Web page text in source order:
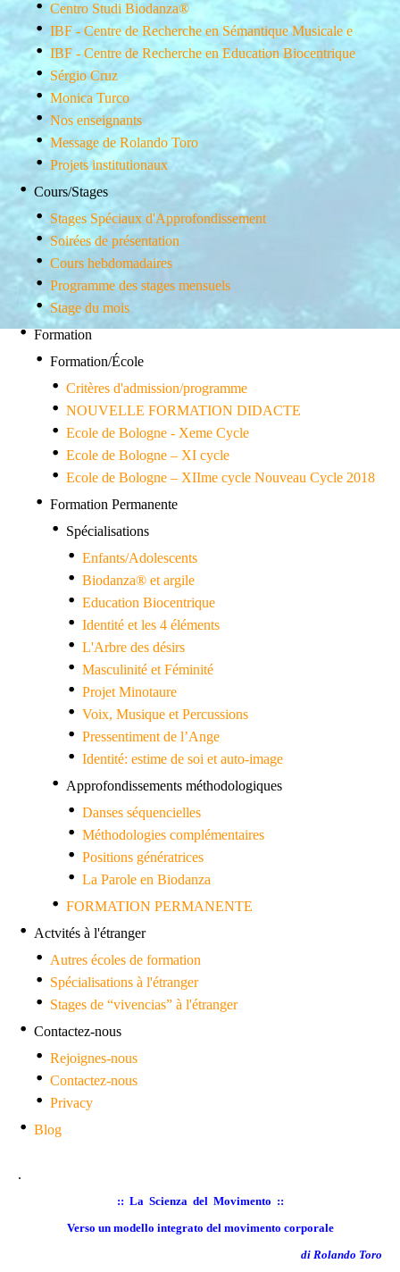
Centro Studi Biodanza®
IBF - Centre de Recherche en Sémantique Musicale e
IBF - Centre de Recherche en Education Biocentrique
Sérgio Cruz
Monica Turco
Nos enseignants
Message de Rolando Toro
Projets institutionaux
Cours/Stages
Stages Spéciaux d'Approfondissement
Soirées de présentation
Cours hebdomadaires
Programme des stages mensuels
Stage du mois
Formation
Formation/École
Critères d'admission/programme
NOUVELLE FORMATION DIDACTE
Ecole de Bologne - Xeme Cycle
Ecole de Bologne – XI cycle
Ecole de Bologne – XIIme cycle Nouveau Cycle 2018
Formation Permanente
Spécialisations
Enfants/Adolescents
Biodanza® et argile
Education Biocentrique
Identité et les 4 éléments
L'Arbre des désirs
Masculinité et Féminité
Projet Minotaure
Voix, Musique et Percussions
Pressentiment de l’Ange
Identité: estime de soi et auto-image
Approfondissements méthodologiques
Danses séquencielles
Méthodologies complémentaires
Positions génératrices
La Parole en Biodanza
FORMATION PERMANENTE
Actvités à l'étranger
Autres écoles de formation
Spécialisations à l'étranger
Stages de “vivencias” à l'étranger
Contactez-nous
Rejoignes-nous
Contactez-nous
Privacy
Blog
.
:: La Scienza del Movimento ::
Verso un modello integrato del movimento corporale
di Rolando Toro